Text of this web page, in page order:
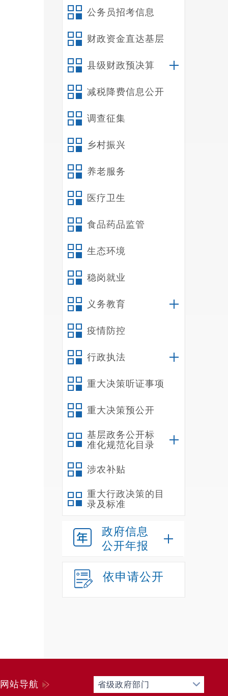
公务员招考信息
财政资金直达基层
县级财政预决算
减税降费信息公开
调查征集
乡村振兴
养老服务
医疗卫生
食品药品监管
生态环境
稳岗就业
义务教育
疫情防控
行政执法
重大决策听证事项
重大决策预公开
基层政务公开标
准化规范化目录
涉农补贴
重大行政决策的目
录及标准
政府信息
公开年报
依申请公开
网站导航 省级政府部门